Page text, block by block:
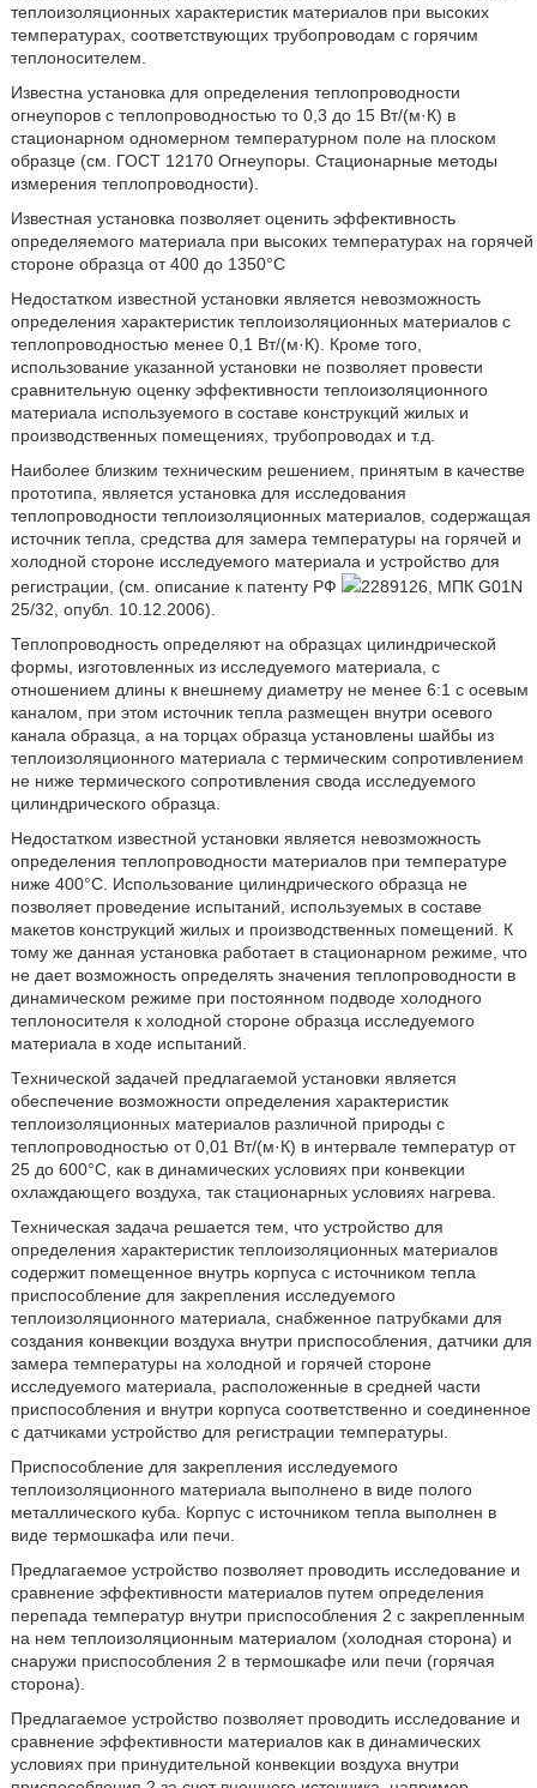
теплоизоляционных характеристик материалов при высоких
температурах, соответствующих трубопроводам с горячим
теплоносителем.
Известна установка для определения теплопроводности
огнеупоров с теплопроводностью то 0,3 до 15 Вт/(м·К) в
стационарном одномерном температурном поле на плоском
образце (см. ГОСТ 12170 Огнеупоры. Стационарные методы
измерения теплопроводности).
Известная установка позволяет оценить эффективность
определяемого материала при высоких температурах на горячей
стороне образца от 400 до 1350°C
Недостатком известной установки является невозможность
определения характеристик теплоизоляционных материалов с
теплопроводностью менее 0,1 Вт/(м·К). Кроме того,
использование указанной установки не позволяет провести
сравнительную оценку эффективности теплоизоляционного
материала используемого в составе конструкций жилых и
производственных помещениях, трубопроводах и т.д.
Наиболее близким техническим решением, принятым в качестве
прототипа, является установка для исследования
теплопроводности теплоизоляционных материалов, содержащая
источник тепла, средства для замера температуры на горячей и
холодной стороне исследуемого материала и устройство для
регистрации, (см. описание к патенту РФ
2289126, МПК G01N
25/32, опубл. 10.12.2006).
Теплопроводность определяют на образцах цилиндрической
формы, изготовленных из исследуемого материала, с
отношением длины к внешнему диаметру не менее 6:1 с осевым
каналом, при этом источник тепла размещен внутри осевого
канала образца, а на торцах образца установлены шайбы из
теплоизоляционного материала с термическим сопротивлением
не ниже термического сопротивления свода исследуемого
цилиндрического образца.
Недостатком известной установки является невозможность
определения теплопроводности материалов при температуре
ниже 400°C. Использование цилиндрического образца не
позволяет проведение испытаний, используемых в составе
макетов конструкций жилых и производственных помещений. К
тому же данная установка работает в стационарном режиме, что
не дает возможность определять значения теплопроводности в
динамическом режиме при постоянном подводе холодного
теплоносителя к холодной стороне образца исследуемого
материала в ходе испытаний.
Технической задачей предлагаемой установки является
обеспечение возможности определения характеристик
теплоизоляционных материалов различной природы с
теплопроводностью от 0,01 Вт/(м·К) в интервале температур от
25 до 600°C, как в динамических условиях при конвекции
охлаждающего воздуха, так стационарных условиях нагрева.
Техническая задача решается тем, что устройство для
определения характеристик теплоизоляционных материалов
содержит помещенное внутрь корпуса с источником тепла
приспособление для закрепления исследуемого
теплоизоляционного материала, снабженное патрубками для
создания конвекции воздуха внутри приспособления, датчики для
замера температуры на холодной и горячей стороне
исследуемого материала, расположенные в средней части
приспособления и внутри корпуса соответственно и соединенное
с датчиками устройство для регистрации температуры.
Приспособление для закрепления исследуемого
теплоизоляционного материала выполнено в виде полого
металлического куба. Корпус с источником тепла выполнен в
виде термошкафа или печи.
Предлагаемое устройство позволяет проводить исследование и
сравнение эффективности материалов путем определения
перепада температур внутри приспособления 2 с закрепленным
на нем теплоизоляционным материалом (холодная сторона) и
снаружи приспособления 2 в термошкафе или печи (горячая
сторона).
Предлагаемое устройство позволяет проводить исследование и
сравнение эффективности материалов как в динамических
условиях при принудительной конвекции воздуха внутри